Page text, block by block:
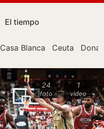
El tiempo
Casa Blanca Ceuta
24
foto
1
video